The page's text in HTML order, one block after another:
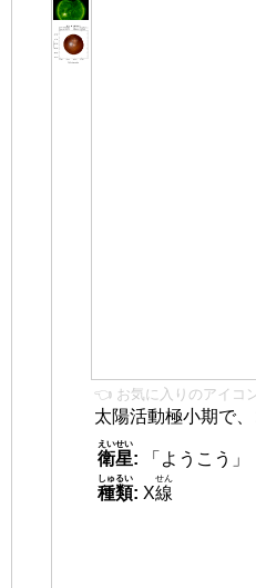
👈 お気に入りのアイコ
太陽活動極小期で
衛星
えいせい
:
「ようこう」
種類
しゅるい
: X線
せん